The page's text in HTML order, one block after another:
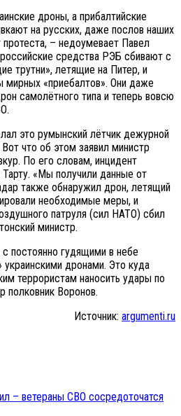
дроны, а прибалтийские
на русских, даже послов наших
– недоумевает Павел
средства РЭБ сбивают с
трутни», летящие на Питер, и
мирных «приебалтов». Они даже
самолётного типа и теперь вовсю
это румынский лётчик дежурной
что об этом заявил министр
По его словам, инцидент
«Мы получили данные от
также обнаружил дрон, летящий
необходимые меры, и
патруля (сил НАТО) сбил
министр.
постоянно гудящими в небе
украинскими дронами. Это куда
террористам наносить удары по
полковник Воронов.
Источник: argumenti.ru